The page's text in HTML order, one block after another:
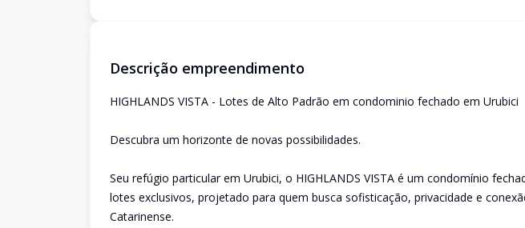
Descrição empreendimento
HIGHLANDS VISTA - Lotes de Alto Padrão em condominio fechado em Urubici
Descubra um horizonte de novas possibilidades.
Seu refúgio particular em Urubici, o HIGHLANDS VISTA é um condomínio
lotes exclusivos, projetado para quem busca sofisticação, privacidade e
Catarinense.